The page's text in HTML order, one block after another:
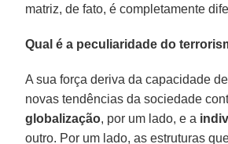
matriz, de fato, é completamente
Qual é a peculiaridade do
A sua força deriva da capacidade
novas tendências da sociedade
globalização, por um lado, e a
outro. Por um lado, as estruturas